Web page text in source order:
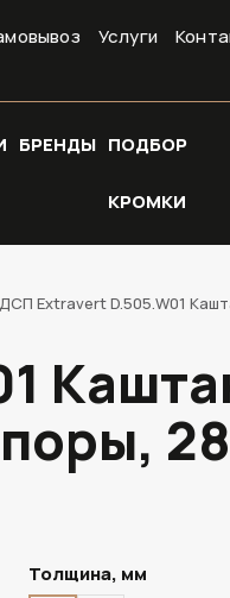
Услуги
БРЕНДЫ ПОДБОР
КРОМКИ
Extravert D.505.W01
Толщина, мм